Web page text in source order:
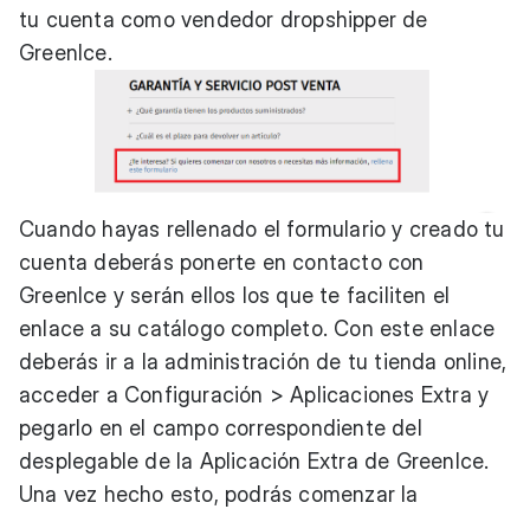
tu cuenta como vendedor dropshipper de
GreenIce.
Cuando hayas rellenado el formulario y creado tu
cuenta deberás ponerte en contacto con
GreenIce y serán ellos los que te faciliten el
enlace a su catálogo completo. Con este enlace
deberás ir a la administración de tu tienda online,
acceder a Configuración > Aplicaciones Extra y
pegarlo en el campo correspondiente del
desplegable de la Aplicación Extra de GreenIce.
Una vez hecho esto, podrás comenzar la